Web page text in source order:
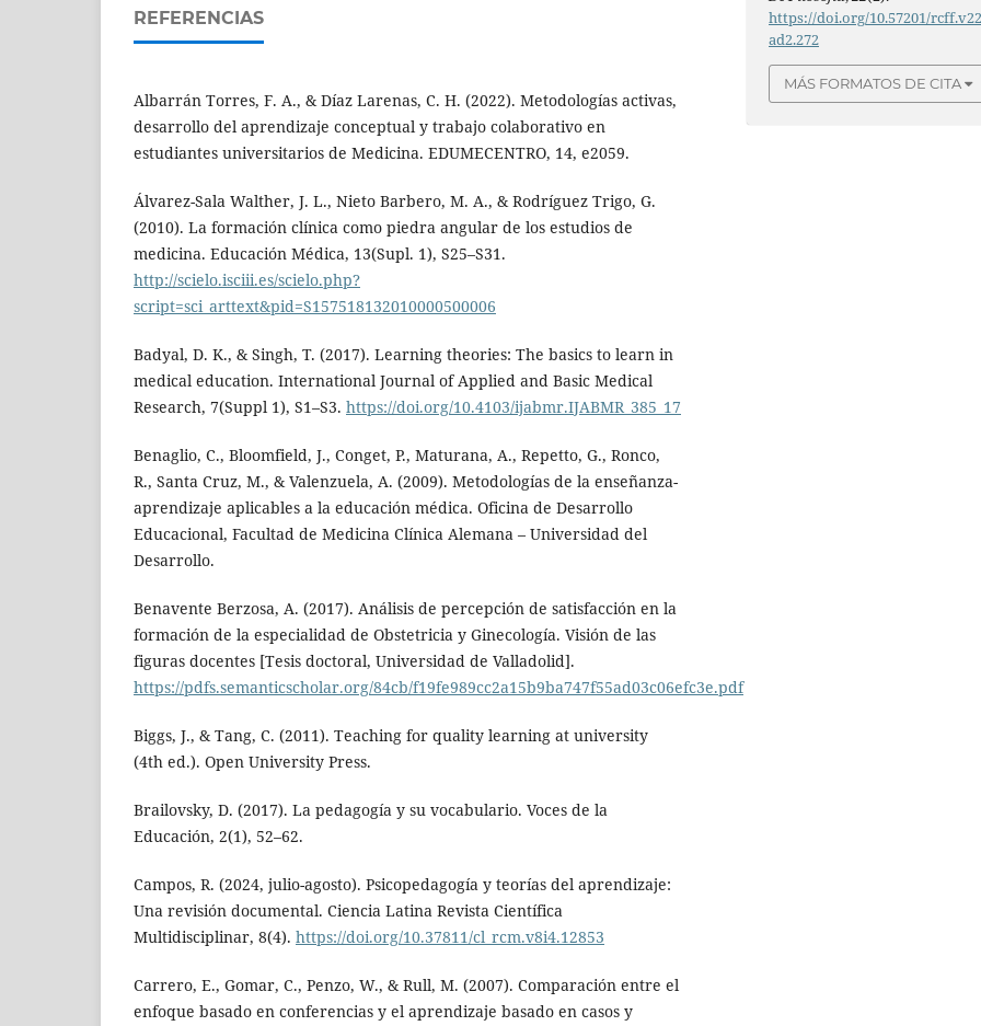
REFERENCIAS
Albarrán Torres, F. A., & Díaz Larenas, C. H. (2022). Metodologías activas,
desarrollo del aprendizaje conceptual y trabajo colaborativo en
estudiantes universitarios de Medicina. EDUMECENTRO, 14, e2059.
Álvarez-Sala Walther, J. L., Nieto Barbero, M. A., & Rodríguez Trigo, G.
(2010). La formación clínica como piedra angular de los estudios de
medicina. Educación Médica, 13(Supl. 1), S25–S31.
http://scielo.isciii.es/scielo.php?
script=sci_arttext&pid=S157518132010000500006
Badyal, D. K., & Singh, T. (2017). Learning theories: The basics to learn in
medical education. International Journal of Applied and Basic Medical
Research, 7(Suppl 1), S1–S3. https://doi.org/10.4103/ijabmr.IJABMR_385_17
Benaglio, C., Bloomfield, J., Conget, P., Maturana, A., Repetto, G., Ronco,
R., Santa Cruz, M., & Valenzuela, A. (2009). Metodologías de la enseñanza-
aprendizaje aplicables a la educación médica. Oficina de Desarrollo
Educacional, Facultad de Medicina Clínica Alemana – Universidad del
Desarrollo.
Benavente Berzosa, A. (2017). Análisis de percepción de satisfacción en la
formación de la especialidad de Obstetricia y Ginecología. Visión de las
figuras docentes [Tesis doctoral, Universidad de Valladolid].
https://pdfs.semanticscholar.org/84cb/f19fe989cc2a15b9ba747f55ad03c06efc3e.pdf
Biggs, J., & Tang, C. (2011). Teaching for quality learning at university
(4th ed.). Open University Press.
Brailovsky, D. (2017). La pedagogía y su vocabulario. Voces de la
Educación, 2(1), 52–62.
Campos, R. (2024, julio-agosto). Psicopedagogía y teorías del aprendizaje:
Una revisión documental. Ciencia Latina Revista Científica
Multidisciplinar, 8(4). https://doi.org/10.37811/cl_rcm.v8i4.12853
Carrero, E., Gomar, C., Penzo, W., & Rull, M. (2007). Comparación entre el
enfoque basado en conferencias y el aprendizaje basado en casos y
https://doi.org/10.57201/
ad2.272
MÁS FORMATOS DE CITA